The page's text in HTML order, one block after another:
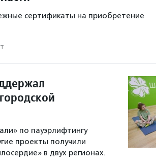
сертификаты на приобретение
по пауэрлифтингу
проекты получили
в двух регионах.